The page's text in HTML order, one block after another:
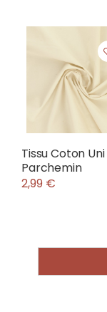
Tissu Coton Uni
Parchemin
2,99 €